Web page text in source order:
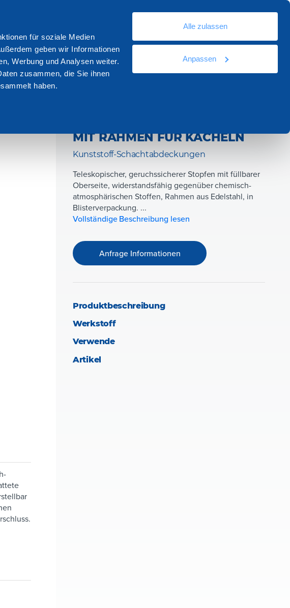
für soziale Medien
geben wir Informationen
Werbung und Analysen weiter.
zusammen, die Sie ihnen
haben.
Alle zulassen
Anpassen
Kontakt
Finden Sie dieses Produkt im Katalog: Drain
MIT RAHMEN FÜR KACHELN
Kunststoff-Schachtabdeckungen
Teleskopischer, geruchssicherer Stopfen mit füllbarer
Oberseite, widerstandsfähig gegenüber chemisch-
atmosphärischen Stoffen, Rahmen aus Edelstahl, in
Blisterverpackung. ...
Vollständige Beschreibung lesen
Anfrage Informationen
Produktbeschreibung
Werkstoff
Verwende
Artikel